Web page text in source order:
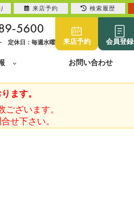
5600
定休日：毎週水曜 来店予約 会員登録
お問い合わせ
ます。
ざいます。
せ下さい。
来店予約 検索履歴